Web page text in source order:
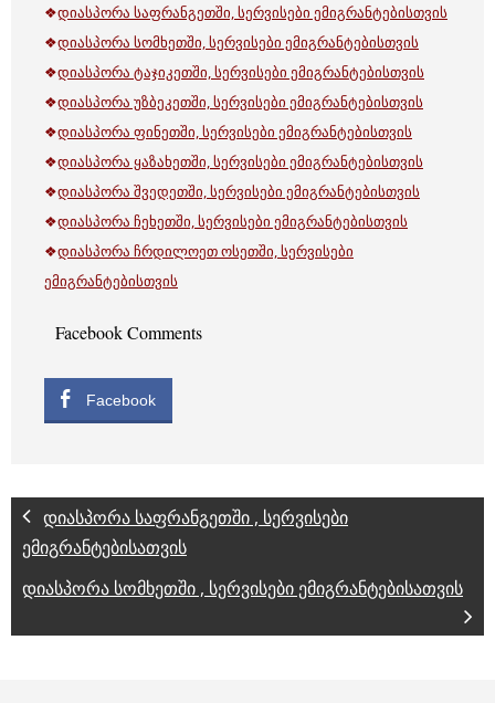
❖დიასპორა საფრანგეთში, სერვისები ემიგრანტებისთვის
❖დიასპორა სომხეთში, სერვისები ემიგრანტებისთვის
❖დიასპორა ტაჯიკეთში, სერვისები ემიგრანტებისთვის
❖დიასპორა უზბეკეთში, სერვისები ემიგრანტებისთვის
❖დიასპორა ფინეთში, სერვისები ემიგრანტებისთვის
❖დიასპორა ყაზახეთში, სერვისები ემიგრანტებისთვის
❖დიასპორა შვედეთში, სერვისები ემიგრანტებისთვის
❖დიასპორა ჩეხეთში, სერვისები ემიგრანტებისთვის
❖დიასპორა ჩრდილოეთ ოსეთში, სერვისები
ემიგრანტებისთვის
Facebook Comments
Facebook
დიასპორა საფრანგეთში , სერვისები
ემიგრანტებისათვის
დიასპორა სომხეთში , სერვისები ემიგრანტებისათვის